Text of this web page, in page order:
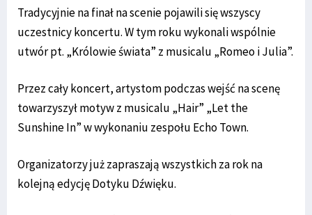
Tradycyjnie na finał na scenie pojawili się wszyscy
uczestnicy koncertu. W tym roku wykonali wspólnie
utwór pt. „Królowie świata” z musicalu „Romeo i Julia”.
Przez cały koncert, artystom podczas wejść na scenę
towarzyszył motyw z musicalu „Hair” „Let the
Sunshine In” w wykonaniu zespołu Echo Town.
Organizatorzy już zapraszają wszystkich za rok na
kolejną edycję Dotyku Dźwięku.